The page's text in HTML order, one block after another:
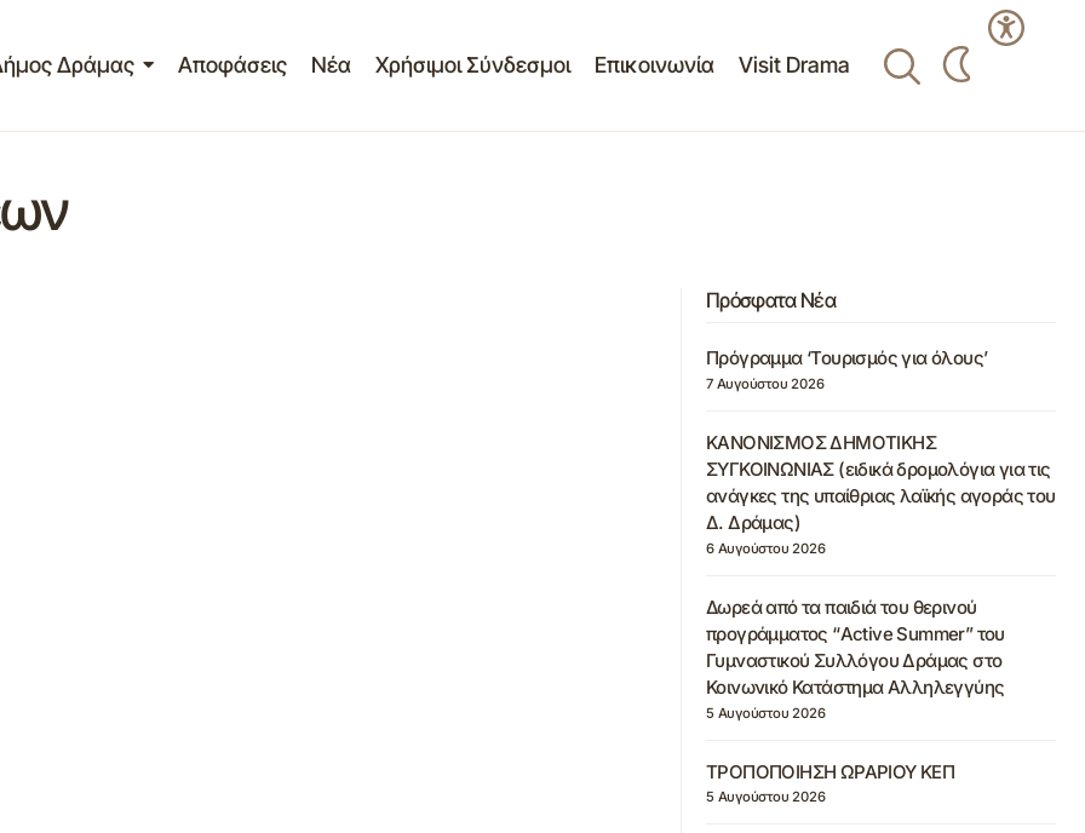
Δράμας Αποφάσεις Νέα Χρήσιμοι Σύνδεσμοι Επικοινωνία Visit Drama
Πρόσφατα Νέα
Πρόγραμμα ‘Τουρισμός για όλους’
7 Αυγούστου 2026
ΚΑΝΟΝΙΣΜΟΣ ΔΗΜΟΤΙΚΗΣ
ΣΥΓΚΟΙΝΩΝΙΑΣ (ειδικά δρομολόγια για τις
ανάγκες της υπαίθριας λαϊκής αγοράς του
Δ. Δράμας)
6 Αυγούστου 2026
Δωρεά από τα παιδιά του θερινού
προγράμματος “Active Summer” του
Γυμναστικού Συλλόγου Δράμας στο
Κοινωνικό Κατάστημα Αλληλεγγύης
5 Αυγούστου 2026
ΤΡΟΠΟΠΟΙΗΣΗ ΩΡΑΡΙΟΥ ΚΕΠ
5 Αυγούστου 2026